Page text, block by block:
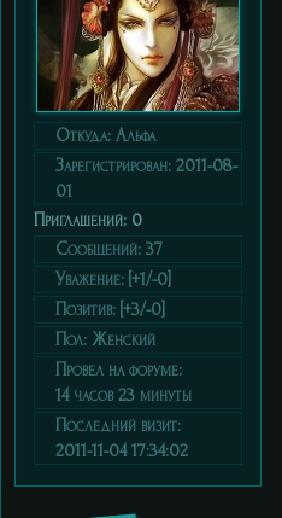
Откуда: Альфа
Зарегистрирован: 2011-08-
01
Приглашений: 0
Сообщений: 37
Уважение: [+1/-0]
Позитив: [+3/-0]
Пол: Женский
Провел на форуме:
14 часов 23 минуты
Последний визит:
2011-11-04 17:34:02